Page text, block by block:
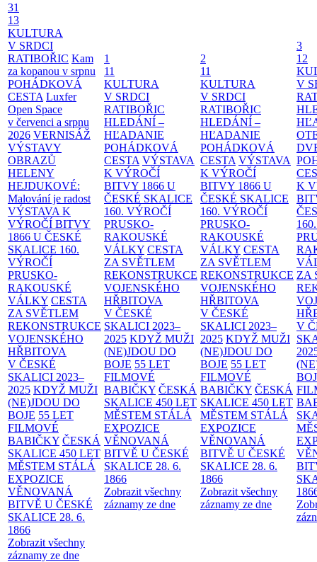
31
13
KULTURA
V SRDCI
RATIBOŘIC Kam
za kopanou v srpnu
POHÁDKOVÁ
CESTA Luxfer
Open Space
v červenci a srpnu
2026 VERNISÁŽ
VÝSTAVY
OBRAZŮ
HELENY
HEJDUKOVÉ:
Malování je radost
VÝSTAVA K
VÝROČÍ BITVY
1866 U ČESKÉ
SKALICE 160.
VÝROČÍ
PRUSKO-
RAKOUSKÉ
VÁLKY CESTA
ZA SVĚTLEM
REKONSTRUKCE
VOJENSKÉHO
HŘBITOVA
V ČESKÉ
SKALICI 2023–
2025 KDYŽ MUŽI
(NE)JDOU DO
BOJE 55 LET
FILMOVÉ
BABIČKY ČESKÁ
SKALICE 450 LET
MĚSTEM STÁLÁ
EXPOZICE
VĚNOVANÁ
BITVĚ U ČESKÉ
SKALICE 28. 6.
1866
Zobrazit všechny
záznamy ze dne
1
11
KULTURA
V SRDCI
RATIBOŘIC
HLEDÁNÍ –
HĽADANIE
POHÁDKOVÁ
CESTA VÝSTAVA
K VÝROČÍ
BITVY 1866 U
ČESKÉ SKALICE
160. VÝROČÍ
PRUSKO-
RAKOUSKÉ
VÁLKY CESTA
ZA SVĚTLEM
REKONSTRUKCE
VOJENSKÉHO
HŘBITOVA
V ČESKÉ
SKALICI 2023–
2025 KDYŽ MUŽI
(NE)JDOU DO
BOJE 55 LET
FILMOVÉ
BABIČKY ČESKÁ
SKALICE 450 LET
MĚSTEM STÁLÁ
EXPOZICE
VĚNOVANÁ
BITVĚ U ČESKÉ
SKALICE 28. 6.
1866
Zobrazit všechny
záznamy ze dne
2
11
KULTURA
V SRDCI
RATIBOŘIC
HLEDÁNÍ –
HĽADANIE
POHÁDKOVÁ
CESTA VÝSTAVA
K VÝROČÍ
BITVY 1866 U
ČESKÉ SKALICE
160. VÝROČÍ
PRUSKO-
RAKOUSKÉ
VÁLKY CESTA
ZA SVĚTLEM
REKONSTRUKCE
VOJENSKÉHO
HŘBITOVA
V ČESKÉ
SKALICI 2023–
2025 KDYŽ MUŽI
(NE)JDOU DO
BOJE 55 LET
FILMOVÉ
BABIČKY ČESKÁ
SKALICE 450 LET
MĚSTEM STÁLÁ
EXPOZICE
VĚNOVANÁ
BITVĚ U ČESKÉ
SKALICE 28. 6.
1866
Zobrazit všechny
záznamy ze dne
3
12
V
K
ZA
V